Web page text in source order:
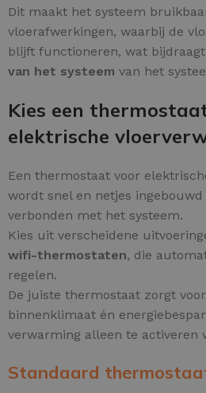
Dit maakt het systeem
vloerafwerkingen, waarbij de
blijft functioneren, wat
van het systeem van het
Kies een
elektrische
Een thermostaat voor
wordt snel en netjes
verbonden met het systeem.
Kies uit verscheidene
wifi-thermostaten, die
regelen.
De juiste thermostaat zorgt
binnenklimaat én
verwarming alleen te activeren
Standaard